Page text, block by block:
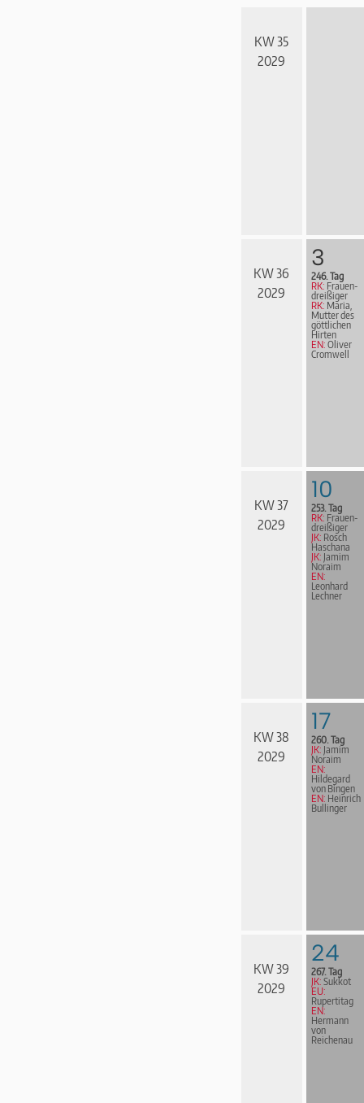
KW 35
2029
KW 36
2029
3
246. Tag
RK: Frau­en­
drei­ßi­ger
RK: Maria,
Mutter des
göttlichen
Hirten
EN: Oliver
Cromwell
KW 37
2029
10
253. Tag
RK: Frau­en­
drei­ßi­ger
JK: Rosch
Haschana
JK: Jamim
Noraim
EN:
Leonhard
Lechner
KW 38
2029
17
260. Tag
JK: Jamim
Noraim
EN:
Hildegard
von Bingen
EN: Heinrich
Bullinger
KW 39
2029
24
267. Tag
JK: Sukkot
EU:
Rupertitag
EN:
Hermann
von
Reichenau